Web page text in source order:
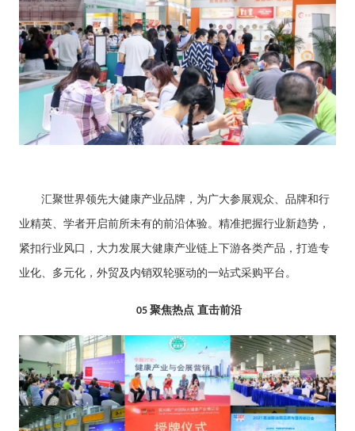
汇聚世界领先大健康产业品牌，为广大参展观众、品牌和行
业精英、学者开启前所未有的前沿体验。精准把握行业新趋势，
紧扣行业风口，大力发展大健康产业链上下游各类产品，打造专
业化、多元化，外贸及内销双轮驱动的一站式采购平台。
05 聚焦热点 直击前沿